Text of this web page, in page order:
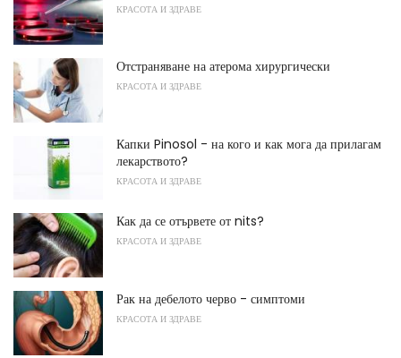
КРАСОТА И ЗДРАВЕ
Отстраняване на атерома хирургически
КРАСОТА И ЗДРАВЕ
Капки Pinosol - на кого и как мога да прилагам
лекарството?
КРАСОТА И ЗДРАВЕ
Как да се отървете от nits?
КРАСОТА И ЗДРАВЕ
Рак на дебелото черво - симптоми
КРАСОТА И ЗДРАВЕ